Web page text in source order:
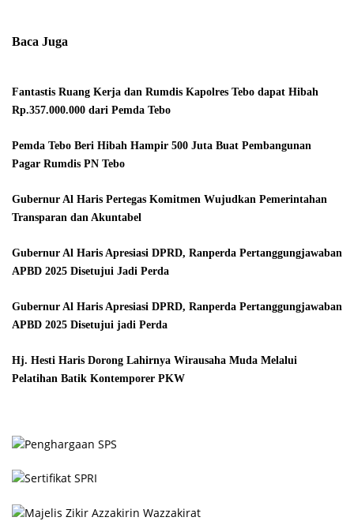
Baca Juga
Fantastis Ruang Kerja dan Rumdis Kapolres Tebo dapat Hibah
Rp.357.000.000 dari Pemda Tebo
Pemda Tebo Beri Hibah Hampir 500 Juta Buat Pembangunan
Pagar Rumdis PN Tebo
Gubernur Al Haris Pertegas Komitmen Wujudkan Pemerintahan
Transparan dan Akuntabel
Gubernur Al Haris Apresiasi DPRD, Ranperda Pertanggungjawaban
APBD 2025 Disetujui Jadi Perda
Gubernur Al Haris Apresiasi DPRD, Ranperda Pertanggungjawaban
APBD 2025 Disetujui jadi Perda
Hj. Hesti Haris Dorong Lahirnya Wirausaha Muda Melalui
Pelatihan Batik Kontemporer PKW